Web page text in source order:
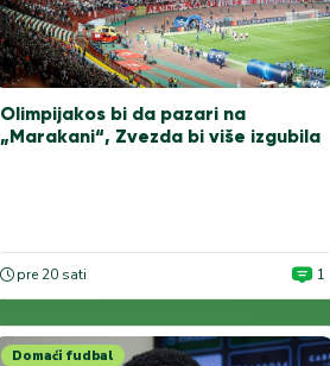
Olimpijakos bi da pazari na
„Marakani“, Zvezda bi više izgubila
pre 20 sati 1
Domaći fudbal